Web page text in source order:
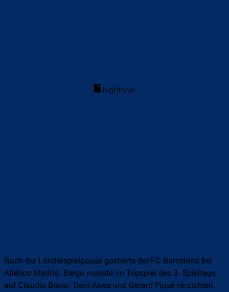
Nach der Länderspielpause gastierte der FC Barcelona bei
Atlético Madrid. Barça musste im Topspiel des 3. Spieltags
auf Claudio Bravo, Dani Alves und Gerard Piqué verzichten,